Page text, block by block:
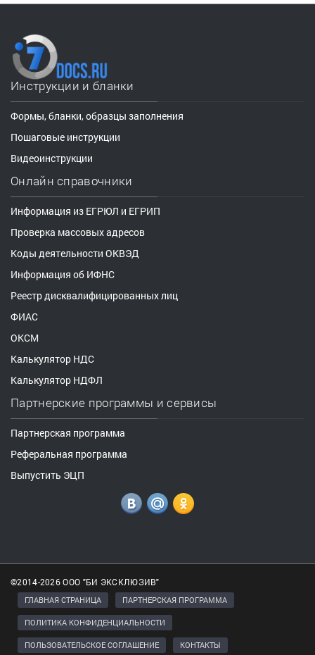
Инструкции и бланки
Формы, бланки, образцы заполнения
Пошаговые инструкции
Видеоинструкции
Онлайн справочники
Информация из ЕГРЮЛ и ЕГРИП
Проверка массовых адресов
Коды деятельности ОКВЭД
Информация об ИФНС
Реестр дисквалифицированных лиц
ФИАС
ОКСМ
Калькулятор НДС
Калькулятор НДФЛ
Партнерские программы и сервисы
Партнерская программа
Реферальная программа
Выпустить ЭЦП
©2014-2026 ООО "БИ ЭКСКЛЮЗИВ"
ГЛАВНАЯ СТРАНИЦА ПАРТНЕРСКАЯ ПРОГРАММА
ПОЛИТИКА КОНФИДЕНЦИАЛЬНОСТИ
ПОЛЬЗОВАТЕЛЬСКОЕ СОГЛАШЕНИЕ КОНТАКТЫ